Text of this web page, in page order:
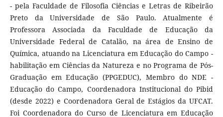
- pela Faculdade de Filosofia Ciências e Letras de Ribeirão
Preto da Universidade de São Paulo. Atualmente é
Professora Associada da Faculdade de Educação da
Universidade Federal de Catalão, na área de Ensino de
Química, atuando na Licenciatura em Educação do Campo -
habilitação em Ciências da Natureza e no Programa de Pós-
Graduação em Educação (PPGEDUC), Membro do NDE -
Educação do Campo, Coordenadora Institucional do Pibid
(desde 2022) e Coordenadora Geral de Estágios da UFCAT.
Foi Coordenadora do Curso de Licenciatura em Educação